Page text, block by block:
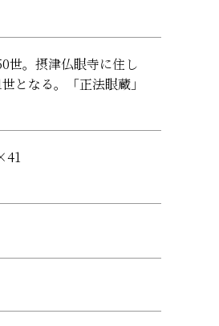
。摂津仏眼寺に住し
となる。「正法眼蔵」